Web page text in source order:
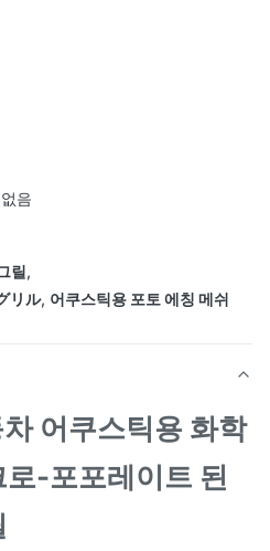
음
릴,
リル, 어쿠스틱용 포토 에칭 메쉬
어쿠스틱용 화학
-포포레이트 된